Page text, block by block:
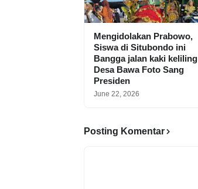
Mengidolakan Prabowo,
Siswa di Situbondo ini
Bangga jalan kaki keliling
Desa Bawa Foto Sang
Presiden
June 22, 2026
Posting Komentar